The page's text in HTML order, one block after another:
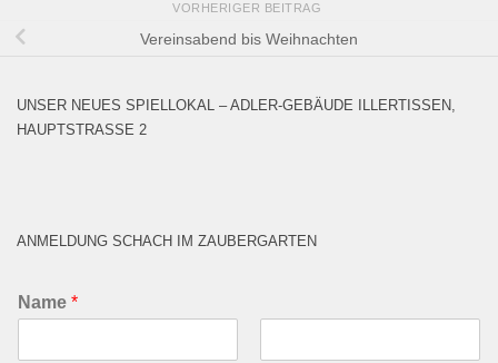
VORHERIGER BEITRAG
Vereinsabend bis Weihnachten
UNSER NEUES SPIELLOKAL – ADLER-GEBÄUDE ILLERTISSEN,
HAUPTSTRASSE 2
ANMELDUNG SCHACH IM ZAUBERGARTEN
Name *